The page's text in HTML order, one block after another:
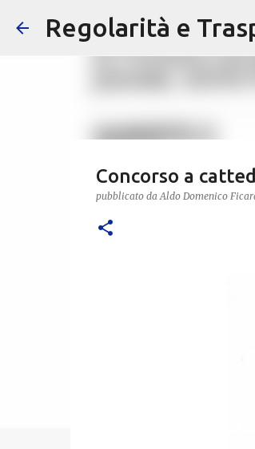
Regolarità e
Concorso a
pubblicato daAldo Domenico